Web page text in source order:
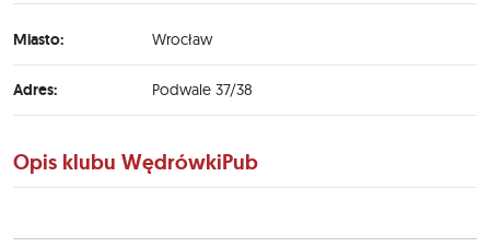
Miasto: Wrocław
Adres: Podwale 37/38
Opis klubu WędrówkiPub